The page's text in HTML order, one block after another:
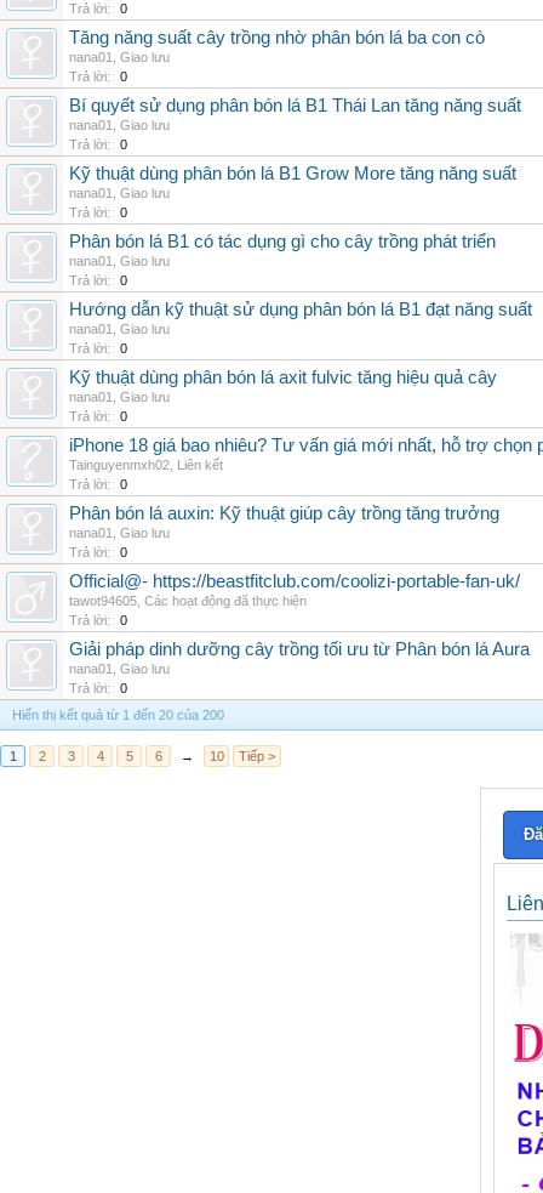
Trả lời:
0
Tăng năng suất cây trồng nhờ phân bón lá ba con cò
nana01
Giao lưu
Trả lời:
0
Bí quyết sử dụng phân bón lá B1 Thái Lan tăng năng suất
nana01
Giao lưu
Trả lời:
0
Kỹ thuật dùng phân bón lá B1 Grow More tăng năng suất
nana01
Giao lưu
Trả lời:
0
Phân bón lá B1 có tác dụng gì cho cây trồng phát triển
nana01
Giao lưu
Trả lời:
0
Hướng dẫn kỹ thuật sử dụng phân bón lá B1 đạt năng suất
nana01
Giao lưu
Trả lời:
0
Kỹ thuật dùng phân bón lá axit fulvic tăng hiệu quả cây
nana01
Giao lưu
Trả lời:
0
iPhone 18 giá bao nhiêu? Tư vấn giá mới nhất, hỗ trợ chọn
Tainguyenmxh02 Liên kết
Trả lời:
0
Phân bón lá auxin: Kỹ thuật giúp cây trồng tăng trưởng
nana01
Giao lưu
Trả lời:
0
Official@- https://beastfitclub.com/coolizi-portable-fan-uk/
tawot94605 Các hoạt động đã thực hiện
Trả lời:
0
Giải pháp dinh dưỡng cây trồng tối ưu từ Phân bón lá Aura
nana01
Giao lưu
Trả lời:
0
Hiển thị kết quả từ 1 đến 20 của 200
1 2 3 4 5 6 → 10 Tiếp >